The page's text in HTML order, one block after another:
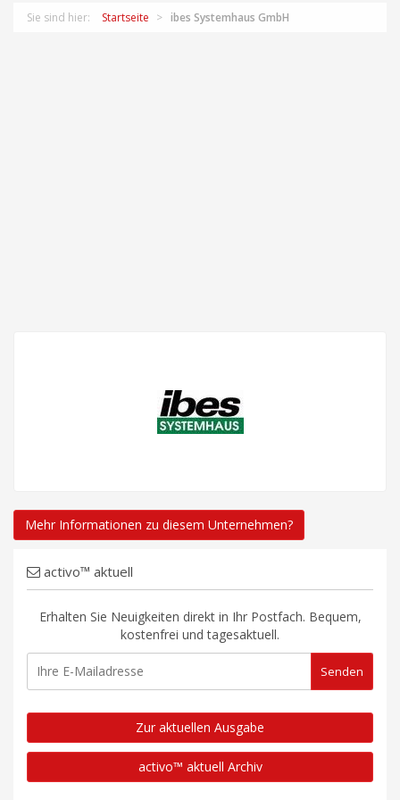
Sie sind hier: Startseite ibes Systemhaus GmbH
Mehr Informationen zu diesem Unternehmen?
activo™ aktuell
Erhalten Sie Neuigkeiten direkt in Ihr Postfach. Bequem,
kostenfrei und tagesaktuell.
Zur aktuellen Ausgabe
activo™ aktuell Archiv